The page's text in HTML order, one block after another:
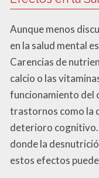
Aunque menos
en la salud mental
Carencias de
calcio o las
funcionamiento del
trastornos como la
deterioro cognitivo.
donde la
estos efectos